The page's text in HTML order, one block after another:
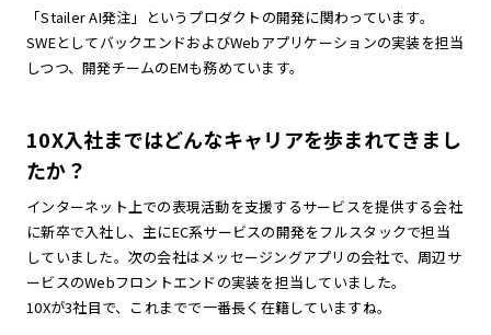
「Stailer AI発注」というプロダクトの開発に関わっています。
SWEとしてバックエンドおよびWebアプリケーションの実装を担当
しつつ、開発チームのEMも務めています。
10X入社まではどんなキャリアを歩まれてきまし
たか？
インターネット上での表現活動を支援するサービスを提供する会社
に新卒で入社し、主にEC系サービスの開発をフルスタックで担当
していました。次の会社はメッセージングアプリの会社で、周辺サ
ービスのWebフロントエンドの実装を担当していました。
10Xが3社目で、これまでで一番長く在籍していますね。